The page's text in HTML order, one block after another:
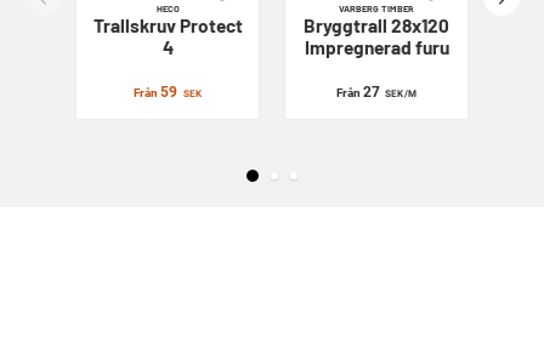
HECO
TrallskruvProtect
4
Från59 SEK
VARBERG TIMBER
Bryggtrall 28x120
Impregnerad furu
Från 27 SEK/M